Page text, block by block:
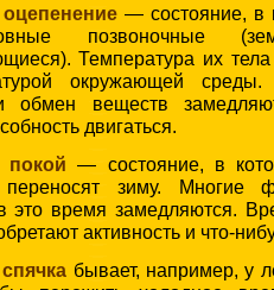
— состояние, в
позвоночные
Температура их
окружающей среды.
обмен веществ
двигаться.
— состояние, в
зиму. Многие
это время замедляются.
активность и что-
бывает, например, у